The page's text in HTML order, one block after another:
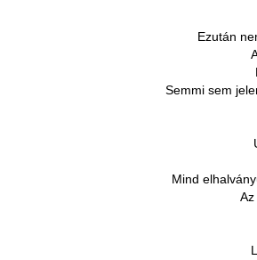
Ezután
Semmi sem
Mind